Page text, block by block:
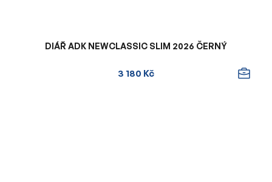
DIÁŘ ADK NEWCLASSIC SLIM 2026 ČERNÝ
3 180 Kč